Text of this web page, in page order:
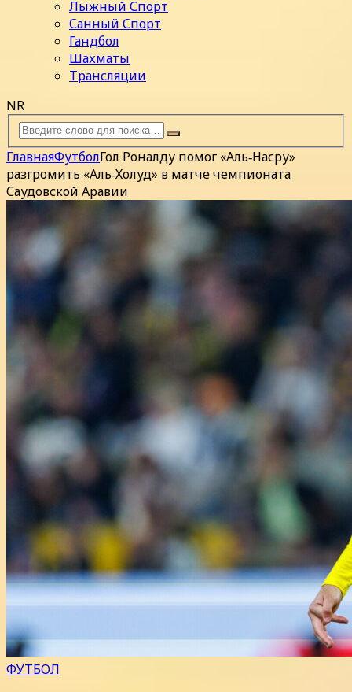
Лыжный Спорт
Санный Спорт
Гандбол
Шахматы
Трансляции
NR
ГлавнаяФутболГол Роналду помог «Аль‑Насру»
разгромить «Аль‑Холуд» в матче чемпионата
Саудовской Аравии
ФУТБОЛ